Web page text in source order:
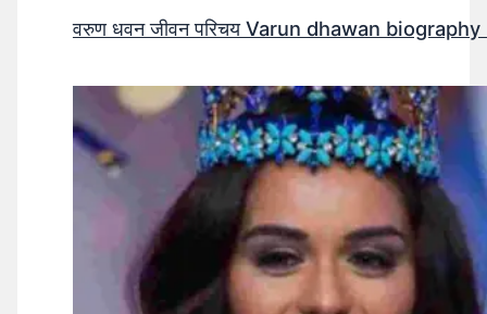
वरुण धवन जीवन परिचय Varun dhawan